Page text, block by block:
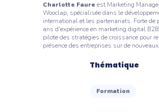
Charlotte Faure est Marketing
Wooclap, spécialisée dans le
international et les partenariats. Forte de
ans d'expérience en marketing digital
pilote des stratégies de croissance pour
présence des entreprises sur de
Thématique
Formation